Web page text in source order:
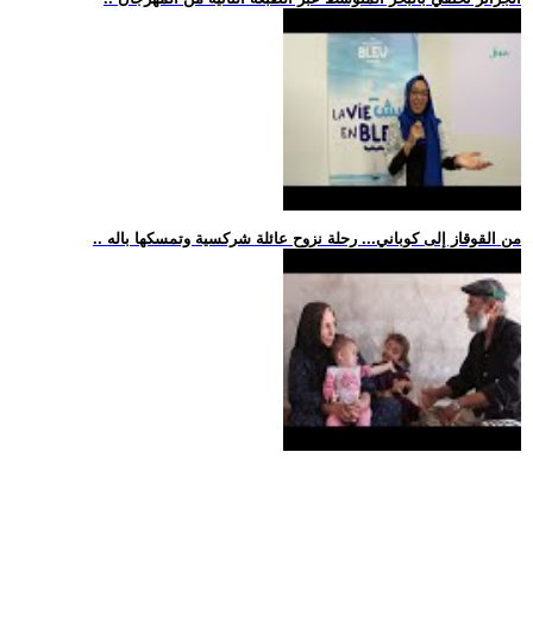
.. من القوقاز إلى كوباني... رحلة نزوح عائلة شركسية وتمسكها باله